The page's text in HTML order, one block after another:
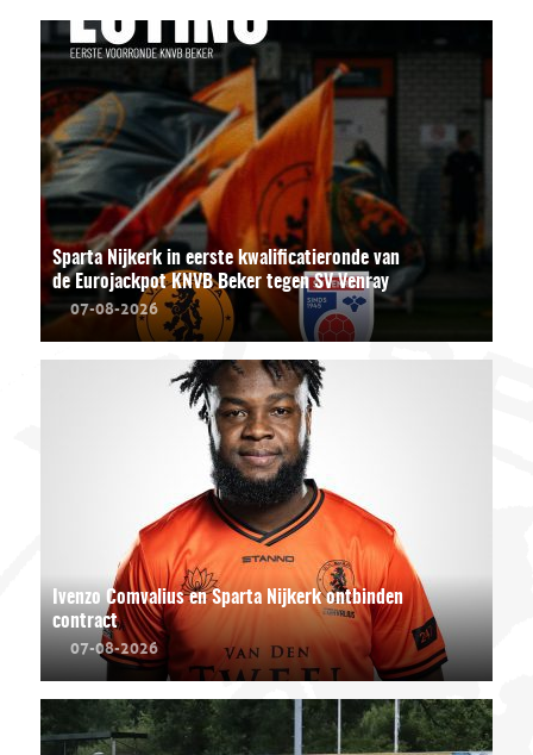
Sparta Nijkerk in eerste kwalificatieronde van
de Eurojackpot KNVB Beker tegen SV Venray
07-08-2026
Ivenzo Comvalius en Sparta Nijkerk ontbinden
contract
07-08-2026